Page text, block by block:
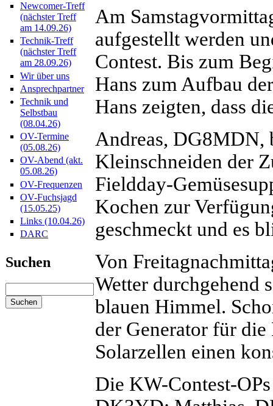
Newcomer-Treff
(nächster Treff
am 14.09.26)
Technik-Treff
(nächster Treff
am 28.09.26)
Wir über uns
Ansprechpartner
Technik und
Selbstbau
(08.04.26)
OV-Termine
(05.08.26)
OV-Abend (akt.
05.08.26)
OV-Frequenzen
OV-Fuchsjagd
(15.05.25)
Links (10.04.26)
DARC
Suchen
Am
aufgestellt werden
Contest. Bis zum
Hans zum Aufbau
Hans zeigten, dass
Andreas, DG8MDN,
Kleinschneiden der
Fieldday-
Kochen zur
geschmeckt und es
Von
Wetter durchgehend
blauen Himmel.
der Generator für
Solarzellen einen
Die KW-Contest-